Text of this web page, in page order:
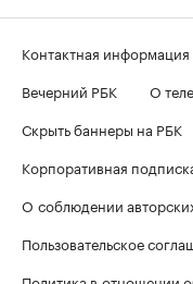
Контактная информация
Вечерний РБК
О
Скрыть баннеры на РБК
Корпоративная
О соблюдении
Пользовательское